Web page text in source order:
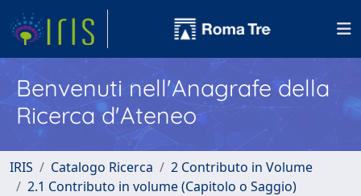
Benvenuti nell'Anagrafe della
Ricerca d'Ateneo
IRIS Catalogo Ricerca
2 Contributo in Volume
2.1 Contributo in volume (Capitolo o Saggio)